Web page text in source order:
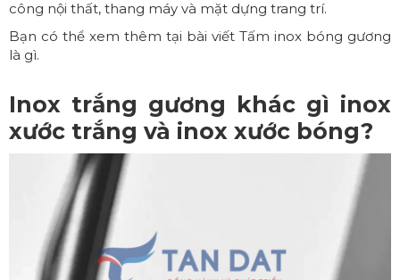
công nội thất, thang máy và mặt dựng trang trí.
Bạn có thể xem thêm tại bài viết Tấm inox bóng gương
là gì.
Inox trắng gương khác gì inox
xước trắng và inox xước bóng?